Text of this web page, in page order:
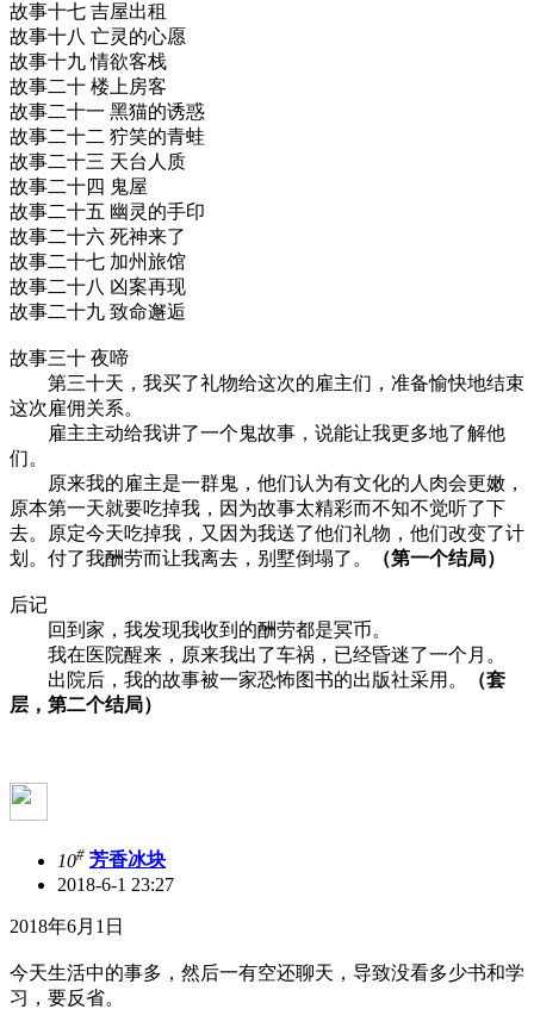
故事十七 吉屋出租
故事十八 亡灵的心愿
故事十九 情欲客栈
故事二十 楼上房客
故事二十一 黑猫的诱惑
故事二十二 狞笑的青蛙
故事二十三 天台人质
故事二十四 鬼屋
故事二十五 幽灵的手印
故事二十六 死神来了
故事二十七 加州旅馆
故事二十八 凶案再现
故事二十九 致命邂逅
故事三十 夜啼
第三十天，我买了礼物给这次的雇主们，准备愉快地结束
这次雇佣关系。
雇主主动给我讲了一个鬼故事，说能让我更多地了解他
们。
原来我的雇主是一群鬼，他们认为有文化的人肉会更嫩，
原本第一天就要吃掉我，因为故事太精彩而不知不觉听了下
去。原定今天吃掉我，又因为我送了他们礼物，他们改变了计
划。付了我酬劳而让我离去，别墅倒塌了。
（第一个结局）
后记
回到家，我发现我收到的酬劳都是冥币。
我在医院醒来，原来我出了车祸，已经昏迷了一个月。
出院后，我的故事被一家恐怖图书的出版社采用。
（套
层，第二个结局）
10# 芳香冰块
2018-6-1 23:27
2018年6月1日
今天生活中的事多，然后一有空还聊天，导致没看多少书和学
习，要反省。